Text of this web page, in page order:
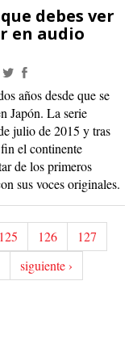
debes ver
en audio
años desde que se
Japón. La serie
julio de 2015 y tras
el continente
de los primeros
sus voces originales.
125 126
127
siguiente ›